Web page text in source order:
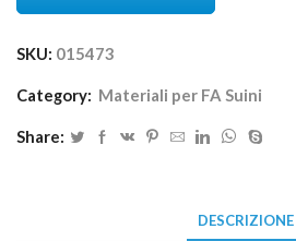
SKU: 015473
Category: Materiali per FA Suini
Share:
DESCRIZIONE